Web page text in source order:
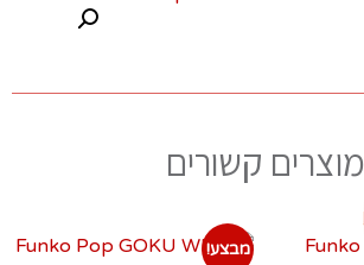
מוצרים קשורים
מבצע!